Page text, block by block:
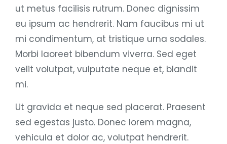
ut metus facilisis rutrum. Donec dignissim
eu ipsum ac hendrerit. Nam faucibus mi ut
mi condimentum, at tristique urna sodales.
Morbi laoreet bibendum viverra. Sed eget
velit volutpat, vulputate neque et, blandit
mi.
Ut gravida et neque sed placerat. Praesent
sed egestas justo. Donec lorem magna,
vehicula et dolor ac, volutpat hendrerit.